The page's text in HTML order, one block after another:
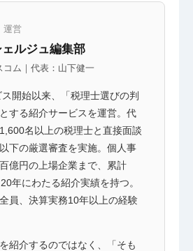
運営
ルジュ編集部
ム｜代表：山下健一
開始以来、「税理士選びの判
する紹介サービスを運営。代
名以上の税理士と直接面談
下の厳選審査を実施。個人事
億円の上場企業まで、累計
年にわたる紹介実績を持つ。
員、決算実務10年以上の経験
紹介するのではなく、「そも